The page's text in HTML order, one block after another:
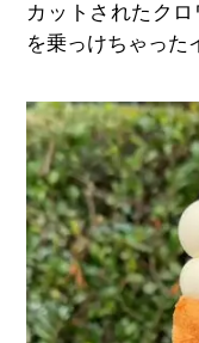
カットされたク
を乗っけちゃった